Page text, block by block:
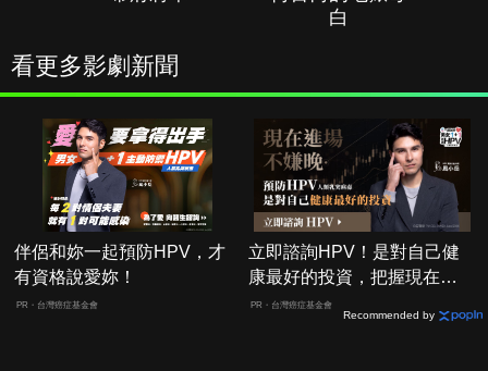
白
看更多影劇新聞
伴侶和妳一起預防HPV，才
有資格說愛妳！
PR・台灣癌症基金會
立即諮詢HPV！是對自己健
康最好的投資，把握現在不
嫌晚！
PR・台灣癌症基金會
Recommended by